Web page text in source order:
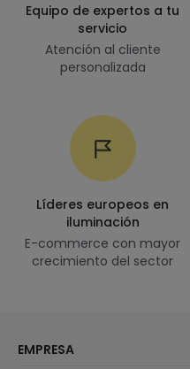
Equipo de expertos a tu
servicio
Atención al cliente
personalizada
Líderes europeos en
iluminación
E-commerce con mayor
crecimiento del sector
EMPRESA